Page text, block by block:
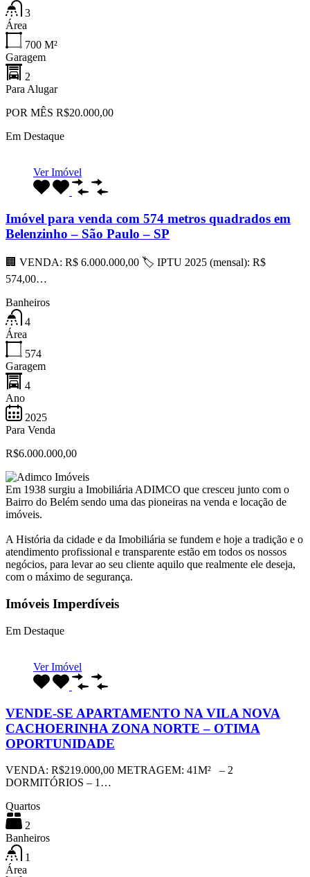
3
Área
700 M²
Garagem
2
Para Alugar
POR MÊS R$20.000,00
Em Destaque
Ver Imóvel
Imóvel para venda com 574 metros quadrados em
Belenzinho – São Paulo – SP
🏢 VENDA: R$ 6.000.000,00 🏷 IPTU 2025 (mensal): R$
574,00…
Banheiros
4
Área
574
Garagem
4
Ano
2025
Para Venda
R$6.000.000,00
Em 1938 surgiu a Imobiliária ADIMCO que cresceu junto com o
Bairro do Belém sendo uma das pioneiras na venda e locação de
imóveis.
A História da cidade e da Imobiliária se fundem e hoje a tradição e o
atendimento profissional e transparente estão em todos os nossos
negócios, para levar ao seu cliente aquilo que realmente ele deseja,
com o máximo de segurança.
Imóveis Imperdíveis
Em Destaque
Ver Imóvel
VENDE-SE APARTAMENTO NA VILA NOVA
CACHOERINHA ZONA NORTE – OTIMA
OPORTUNIDADE
VENDA: R$219.000,00 METRAGEM: 41M² – 2
DORMITÓRIOS – 1…
Quartos
2
Banheiros
1
Área